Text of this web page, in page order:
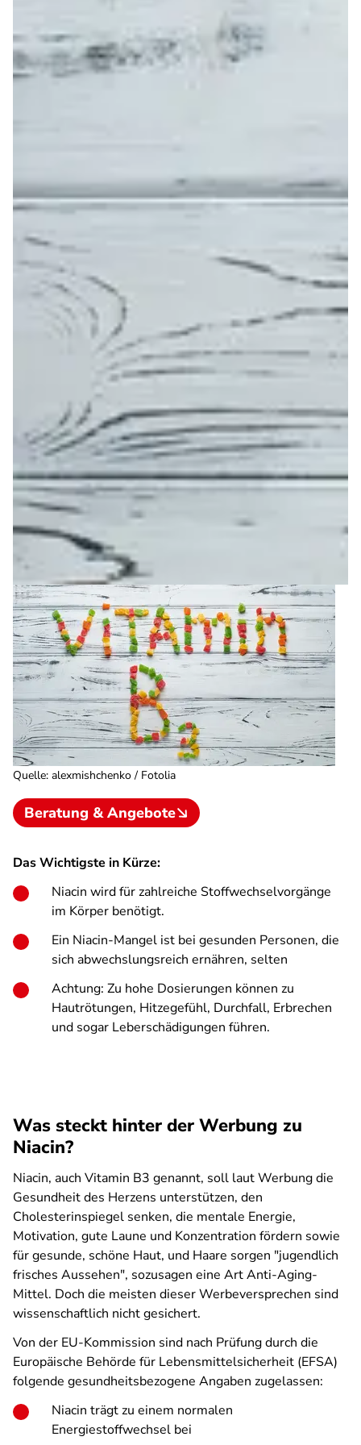
Quelle: alexmishchenko / Fotolia
Beratung & Angebote
Das Wichtigste in Kürze:
Niacin wird für zahlreiche Stoffwechselvorgänge
im Körper benötigt.
Ein Niacin-Mangel ist bei gesunden Personen, die
sich abwechslungsreich ernähren, selten
Achtung: Zu hohe Dosierungen können zu
Hautrötungen, Hitzegefühl, Durchfall, Erbrechen
und sogar Leberschädigungen führen.
Was steckt hinter der Werbung zu
Niacin?
Niacin, auch Vitamin B3 genannt, soll laut Werbung die
Gesundheit des Herzens unterstützen, den
Cholesterinspiegel senken, die mentale Energie,
Motivation, gute Laune und Konzentration fördern sowie
für gesunde, schöne Haut, und Haare sorgen "jugendlich
frisches Aussehen", sozusagen eine Art Anti-Aging-
Mittel. Doch die meisten dieser Werbeversprechen sind
wissenschaftlich nicht gesichert.
Von der EU-Kommission sind nach Prüfung durch die
Europäische Behörde für Lebensmittelsicherheit (EFSA)
folgende gesundheitsbezogene Angaben zugelassen:
Niacin trägt zu einem normalen
Energiestoffwechsel bei